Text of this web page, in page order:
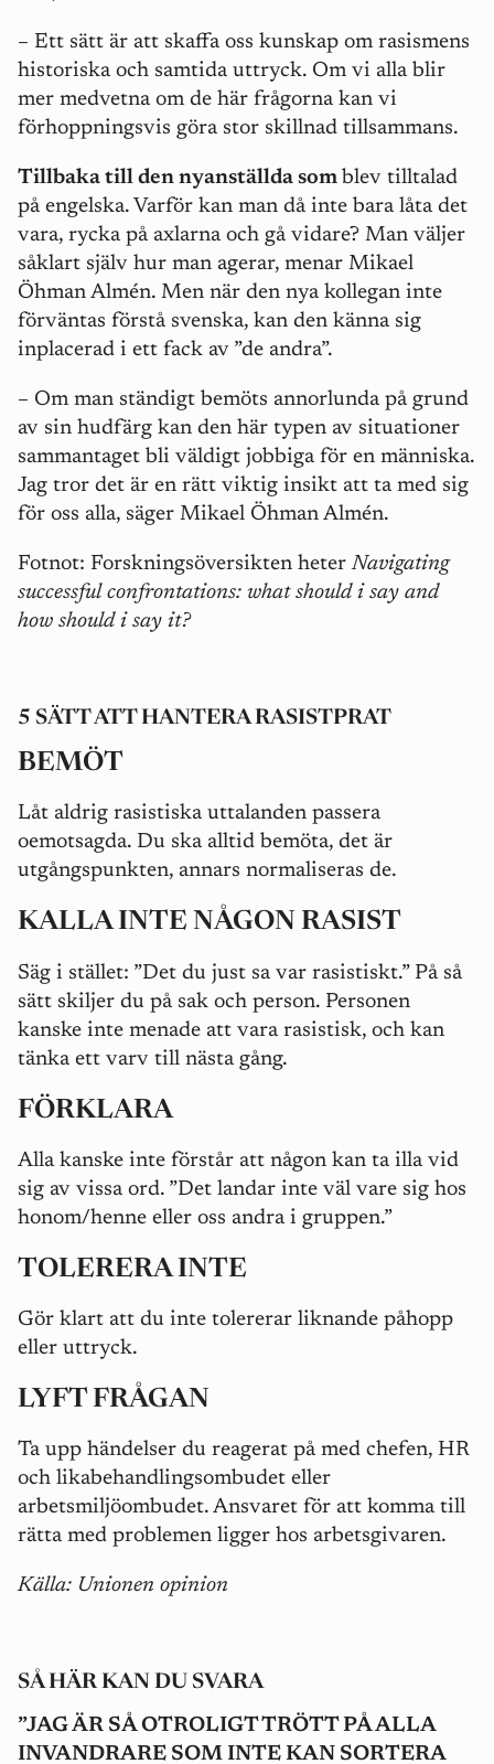
– Ett sätt är att skaffa oss kunskap om rasismens
historiska och samtida uttryck. Om vi alla blir
mer medvetna om de här frågorna kan vi
förhoppningsvis göra stor skillnad tillsammans.
Tillbaka till den nyanställda som blev tilltalad
på engelska. Varför kan man då inte bara låta det
vara, rycka på axlarna och gå vidare? Man väljer
såklart själv hur man agerar, menar Mikael
Öhman Almén. Men när den nya kollegan inte
förväntas förstå svenska, kan den känna sig
inplacerad i ett fack av ”de andra”.
– Om man ständigt bemöts annorlunda på grund
av sin hudfärg kan den här typen av situationer
sammantaget bli väldigt jobbiga för en människa.
Jag tror det är en rätt viktig insikt att ta med sig
för oss alla, säger Mikael Öhman Almén.
Fotnot: Forskningsöversikten heter Navigating
successful confrontations: what should i say and
how should i say it?
5 SÄTT ATT HANTERA RASISTPRAT
BEMÖT
Låt aldrig rasistiska uttalanden passera
oemotsagda. Du ska alltid bemöta, det är
utgångspunkten, annars normaliseras de.
KALLA INTE NÅGON RASIST
Säg i stället: ”Det du just sa var rasistiskt.” På så
sätt skiljer du på sak och person. Personen
kanske inte menade att vara rasistisk, och kan
tänka ett varv till nästa gång.
FÖRKLARA
Alla kanske inte förstår att någon kan ta illa vid
sig av vissa ord. ”Det landar inte väl vare sig hos
honom/henne eller oss andra i gruppen.”
TOLERERA INTE
Gör klart att du inte tolererar liknande påhopp
eller uttryck.
LYFT FRÅGAN
Ta upp händelser du reagerat på med chefen, HR
och likabehandlingsombudet eller
arbetsmiljöombudet. Ansvaret för att komma till
rätta med problemen ligger hos arbetsgivaren.
Källa: Unionen opinion
SÅ HÄR KAN DU SVARA
”JAG ÄR SÅ OTROLIGT TRÖTT PÅ ALLA
INVANDRARE SOM INTE KAN SORTERA